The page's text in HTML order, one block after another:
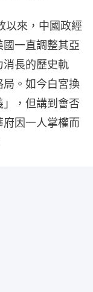
以來，中國政經
一直調整其亞
消長的歷史軌
。如今白宮換
，但講到會否
因一人掌權而